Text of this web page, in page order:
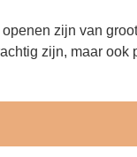
zijn van
zijn, maar ook